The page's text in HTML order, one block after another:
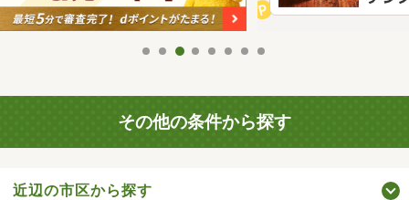
その他の条件から探す
近辺の市区から探す